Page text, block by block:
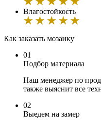
Влагостойкость
Как заказать мозаику
01
Подбор материала
Наш менеджер по
также выяснит все
02
Выедем на замер